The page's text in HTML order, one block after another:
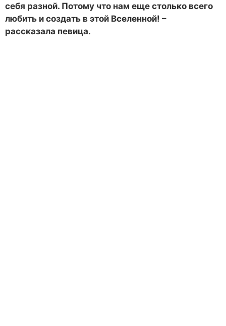
себя разной. Потому что нам еще столько всего
любить и создать в этой Вселенной! –
рассказала певица.